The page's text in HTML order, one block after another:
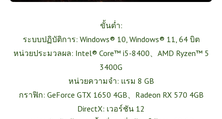
ขั้นต่ำ:
ระบบปฏิบัติการ: Windows® 10, Windows® 11, 64 บิต
หน่วยประมวลผล: Intel® Core™ i5-8400、AMD Ryzen™ 5
3400G
หน่วยความจำ: แรม 8 GB
กราฟิก: GeForce GTX 1650 4GB、Radeon RX 570 4GB
DirectX: เวอร์ชัน 12